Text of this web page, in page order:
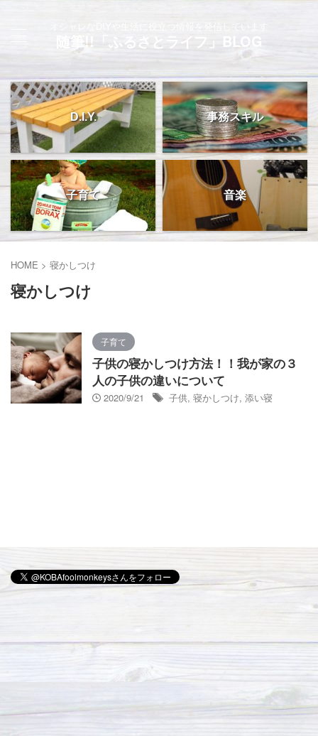
随筆!!「ふるさとライフ」BLOG
D.I.Y. 事務スキル
子育て 音楽
HOME > 寝かしつけ
寝かしつけ
子育て
子供の寝かしつけ方法！！我が家の３
人の子供の違いについて
2020/9/21 子供, 寝かしつけ, 添い寝